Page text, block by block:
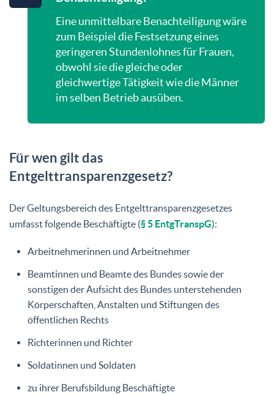
Eine unmittelbare Benachteiligung wäre
zum Beispiel die Festsetzung eines
geringeren Stundenlohnes für Frauen,
obwohl sie die gleiche oder
gleichwertige Tätigkeit wie die Männer
im selben Betrieb ausüben.
Für wen gilt das
Entgelttransparenzgesetz?
Der Geltungsbereich des Entgelttransparenzgesetzes
umfasst folgende Beschäftigte (§ 5 EntgTranspG):
Arbeitnehmerinnen und Arbeitnehmer
Beamtinnen und Beamte des Bundes sowie der
sonstigen der Aufsicht des Bundes unterstehenden
Körperschaften, Anstalten und Stiftungen des
öffentlichen Rechts
Richterinnen und Richter
Soldatinnen und Soldaten
zu ihrer Berufsbildung Beschäftigte